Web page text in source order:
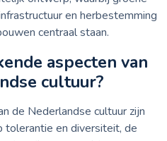
en herbestemming
centraal staan.
aspecten van
cultuur?
de Nederlandse cultuur zijn
tolerantie en diversiteit, de